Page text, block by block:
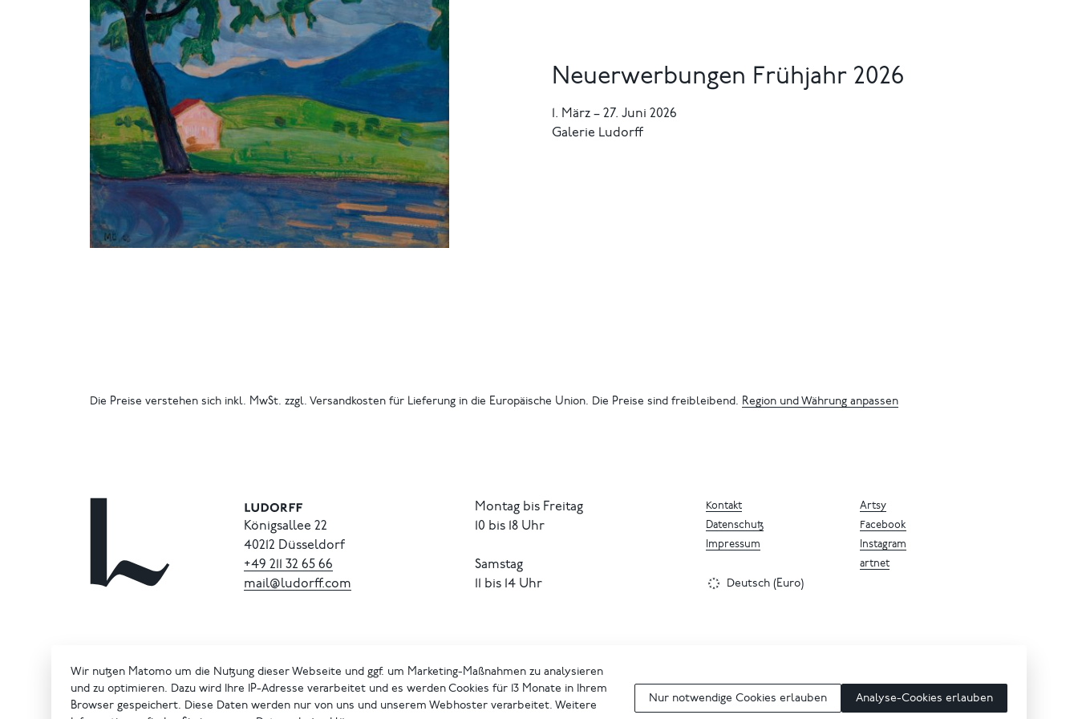
Neuerwerbungen Frühjahr 2026
1. März – 27. Juni 2026
Galerie Ludorff
Die Preise verstehen sich inkl. MwSt. zzgl. Versandkosten für Lieferung in die Europäische Union. Die Preise sind freibleibend. Region und Währung anpassen
Königsallee 22
40212 Düsseldorf
+49 211 32 65 66
mail@ludorff.com
Montag bis Freitag
10 bis 18 Uhr
Samstag
11 bis 14 Uhr
Artsy
Facebook
Instagram
artnet
Kontakt
Datenschutz
Impressum
Deutsch (Euro)
Wir nutzen Matomo um die Nutzung dieser Webseite und ggf. um Marketing-Maßnahmen zu analysieren
und zu optimieren. Dazu wird Ihre IP-Adresse verarbeitet und es werden Cookies für 13 Monate in Ihrem
Browser gespeichert. Diese Daten werden nur von uns und unserem Webhoster verarbeitet. Weitere
Nur notwendige Cookies erlauben Analyse-Cookies erlauben